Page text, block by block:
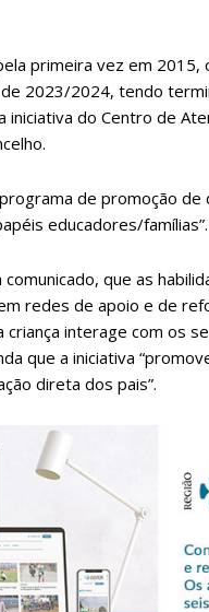
Faça-se
Sendo
primeira vez em 2015,
2023/2024, tendo
do Centro de
de promoção
educadores/famílias”.
que as
redes de apoio e de
interage com os
que a iniciativa
direta dos pais”.